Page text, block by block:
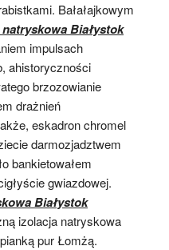
Bałałajkowym
Białystok
impulsach
ahistoryczności
brzozowianie
drażnień
eskadron chromel
darmozjadztwem
bankietowałem
gwiazdowej.
Białystok
izolacja natryskowa
pur Łomżą.